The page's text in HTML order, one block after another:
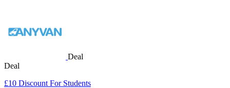
Deal
Deal
£10 Discount For Students